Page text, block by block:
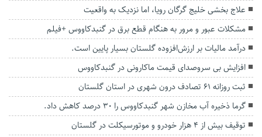
علاج بخشی خلیج گرگان رویا، اما نزدیک به واقعیت
مشکلات عبور و مرور به هنگام قطع برق در گنبدکاووس +فیلم
درآمد مالیات بر ارزش‌افزوده گلستان بسیار پایین است.
افزایش بی سروصدای قیمت ماکارونی در گنبدکاووس
ثبت روزانه ۶۱ تصادف درون شهری در استان گلستان
گرما ذخیره آب مخازن شهر گنبدکاووس را ۳۰ درصد کاهش داد.
توقیف بیش از ۴ هزار خودرو و موتورسیکلت در گلستان